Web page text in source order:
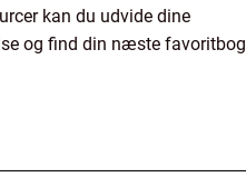
kan du udvide dine
og find din næste favoritbog